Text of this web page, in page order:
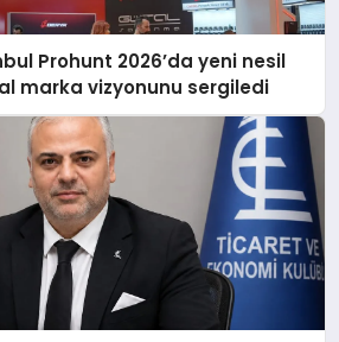
Prohunt 2026’da yeni nesil
marka vizyonunu sergiledi